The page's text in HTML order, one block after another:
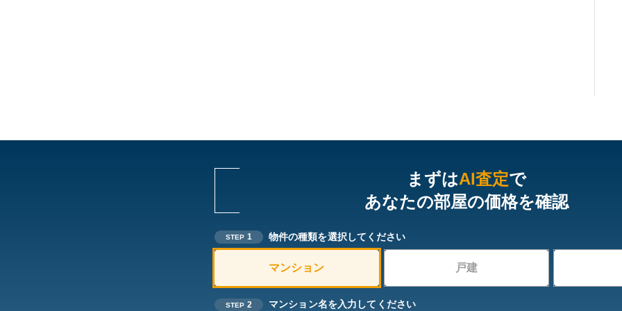
まずはAI査定で
あなたの部屋の価格を確認
STEP 1 物件の種類を選択してください
マンション 戸建
STEP 2 マンション名を入力してください